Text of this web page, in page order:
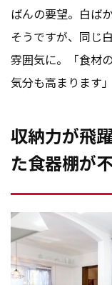
ばんの要望。白ば
そうですが、同じ
雰囲気に。「食材
気分も高まります
収納力が飛
た食器棚が